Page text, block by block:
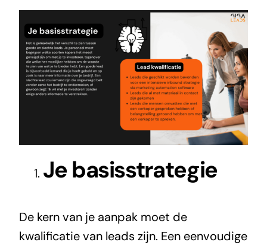
Je basisstrategie
De kern van je aanpak moet de
kwalificatie van leads zijn. Een eenvoudige